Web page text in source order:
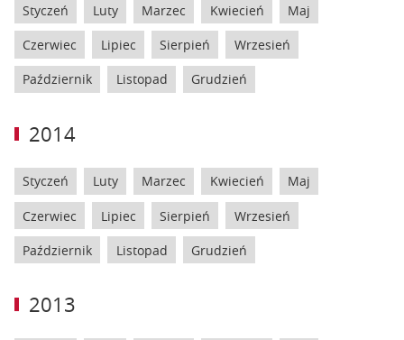
Styczeń Luty Marzec Kwiecień Maj
Czerwiec Lipiec Sierpień Wrzesień
Październik Listopad Grudzień
2014
Styczeń Luty Marzec Kwiecień Maj
Czerwiec Lipiec Sierpień Wrzesień
Październik Listopad Grudzień
2013